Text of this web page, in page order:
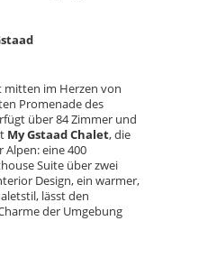
mitten im Herzen von
Promenade des
über 84 Zimmer und
MyGstaadChalet, die
Alpen: eine 400
Suite über zwei
Design, ein warmer,
lässt den
der Umgebung